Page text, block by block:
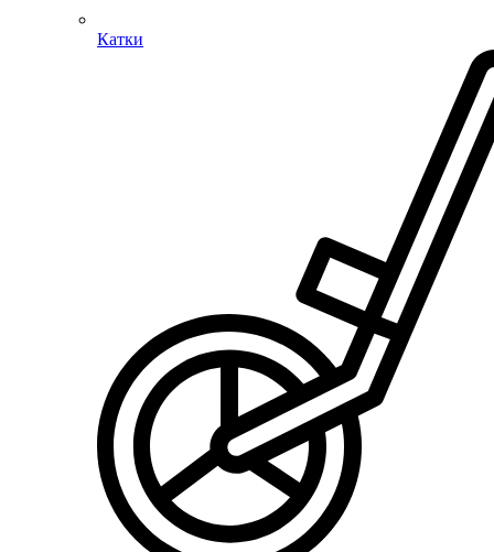
Катки